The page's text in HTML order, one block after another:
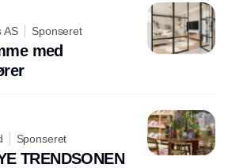
AS Sponseret
med
Sponseret
TRENDSONEN